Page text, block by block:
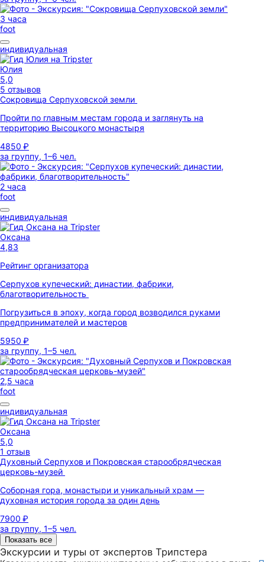
3 часа
foot
индивидуальная
Юлия
5,0
5 отзывов
Сокровища Серпуховской земли
Пройти по главным местам города и заглянуть на
территорию Высоцкого монастыря
4850 ₽
за группу, 1–6 чел.
2 часа
foot
индивидуальная
Оксана
4,83
Рейтинг организатора
Серпухов купеческий: династии, фабрики,
благотворительность
Погрузиться в эпоху, когда город возводился руками
предпринимателей и мастеров
5950 ₽
за группу, 1–5 чел.
2,5 часа
foot
индивидуальная
Оксана
5,0
1 отзыв
Духовный Серпухов и Покровская старообрядческая
церковь-музей
Соборная гора, монастыри и уникальный храм —
духовная история города за один день
7900 ₽
за группу, 1–5 чел.
Показать все
Экскурсии и туры от экспертов Трипстера